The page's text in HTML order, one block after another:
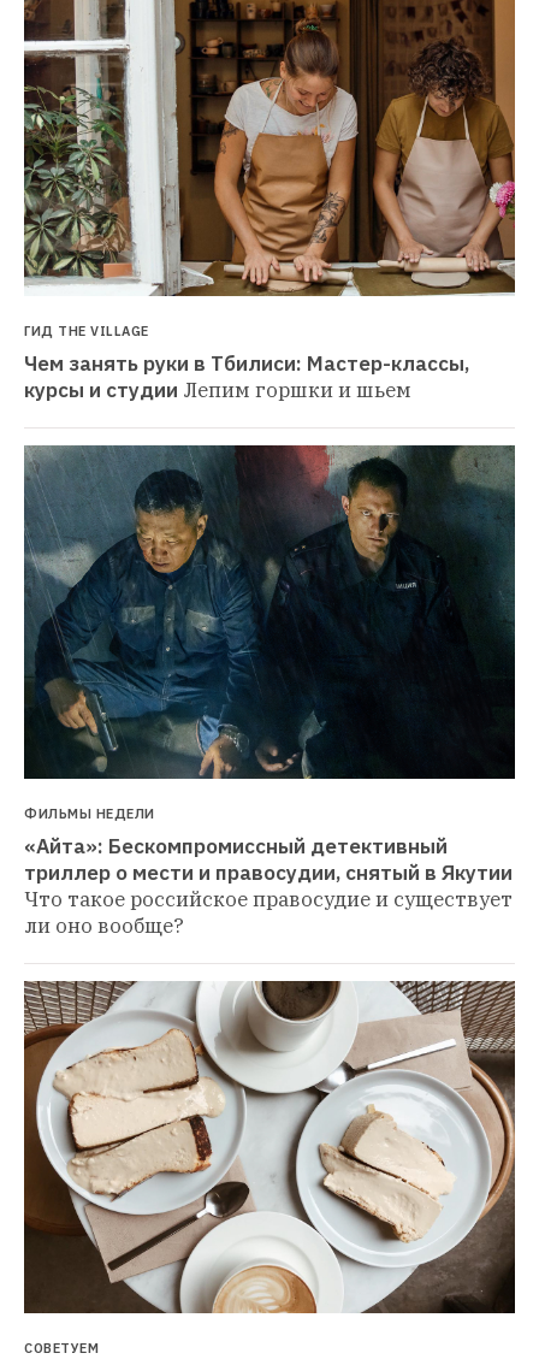
ГИД THE VILLAGE
Чем занять руки в Тбилиси: Мастер-классы,
курсы и студии Лепим горшки и шьем
ФИЛЬМЫ НЕДЕЛИ
«Айта»: Бескомпромиссный детективный
триллер о мести и правосудии, снятый в Якутии
Что такое российское правосудие и существует
ли оно вообще?
СОВЕТУЕМ